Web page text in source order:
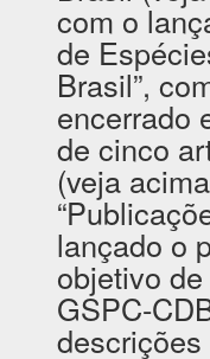
com o
de
Brasil”,
encerrado
de cinco
(veja
lançado o
objetivo
GSPC-